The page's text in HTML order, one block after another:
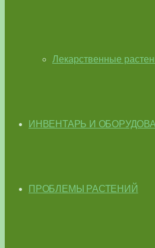
Лекарственные
ИНВЕНТАРЬ И
ПРОБЛЕМЫ РАСТЕНИЙ